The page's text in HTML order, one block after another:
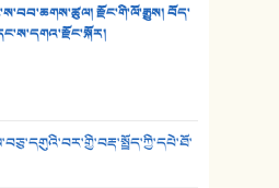
- ཟླ་སྒྲོན།
རྫོང་གི་ལོ་རྒྱུས། བོད་